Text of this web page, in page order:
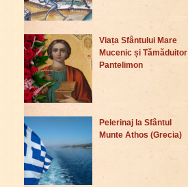
Viața Sfântului Mare
Mucenic și Tămăduitor
Pantelimon
Pelerinaj la Sfântul
Munte Athos (Grecia)